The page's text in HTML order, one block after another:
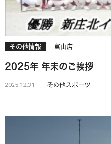
その他情報 富山店
2025年 年末のご挨拶
2025.12.31 その他スポーツ